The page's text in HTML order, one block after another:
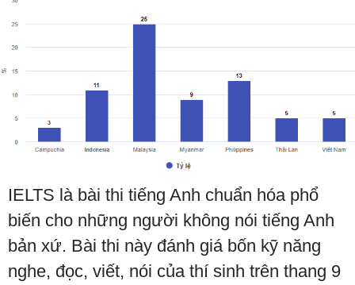
IELTS là bài thi tiếng Anh chuẩn hóa phổ
biến cho những người không nói tiếng Anh
bản xứ. Bài thi này đánh giá bốn kỹ năng
nghe, đọc, viết, nói của thí sinh trên thang 9